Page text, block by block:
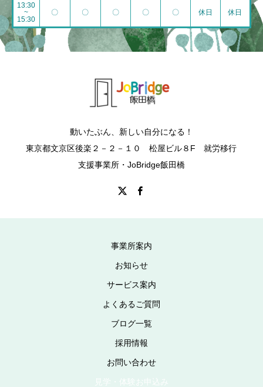
13:30
~
15:30
〇 〇 〇 〇 〇 休日 休日
動いたぶん、新しい自分になる！
東京都文京区後楽２－２－１０ 松屋ビル８F 就労移行
支援事業所・JoBridge飯田橋
事業所案内
お知らせ
サービス案内
よくあるご質問
ブログ一覧
採用情報
お問い合わせ
見学・体験お申込み